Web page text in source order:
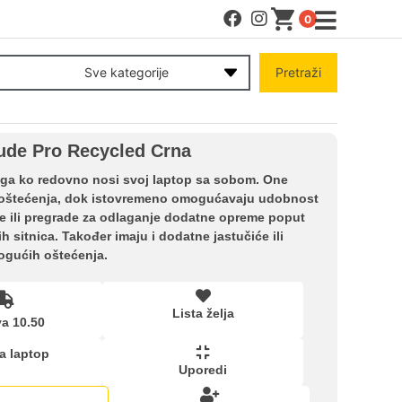
0
Sve kategorije Pretraži
Pro Recycled Crna
ko redovno nosi svoj laptop sa sobom. One
dok istovremeno omogućavaju udobnost
pregrade za odlaganje dodatne opreme poput
sitnica. Također imaju i dodatne jastučiće ili
oštećenja.
10.50
Lista želja
laptop
Uporedi
Račun
Kupovina na rate
Upoređeni proizvodi